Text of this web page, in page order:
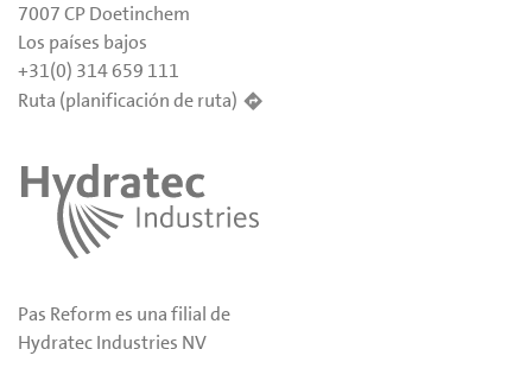
7007 CP Doetinchem
Los países bajos
+31(0) 314 659 111
Ruta (planificación de ruta)
Pas Reform es una filial de
Hydratec Industries NV